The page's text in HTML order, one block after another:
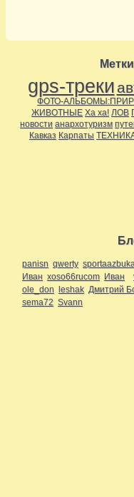
gps-треки
ФОТО-
ЖИВОТНЫЕ Ха ха! ЛОВ
новости анархотуризм
Кавказ Карпаты
panisn qwerty
Иван xoso66rucom Иван
ole_don leshak Дмитрий
sema72 Svann